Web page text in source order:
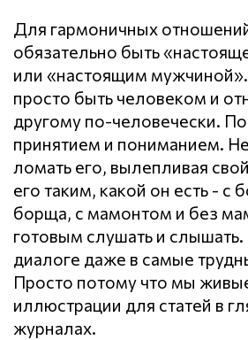
Для гармоничных
обязательно быть
или «настоящим
просто быть человеком и
другому по-человечески.
принятием и пониманием.
ломать его, вылепливая
его таким, какой он есть - с
борща, с мамонтом и без
готовым слушать и слышать.
диалоге даже в самые
Просто потому что мы
иллюстрации для статей в
журналах.